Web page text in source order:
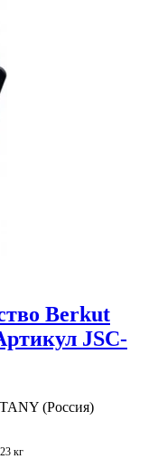
Berkut
JSC-
(Россия)
кг